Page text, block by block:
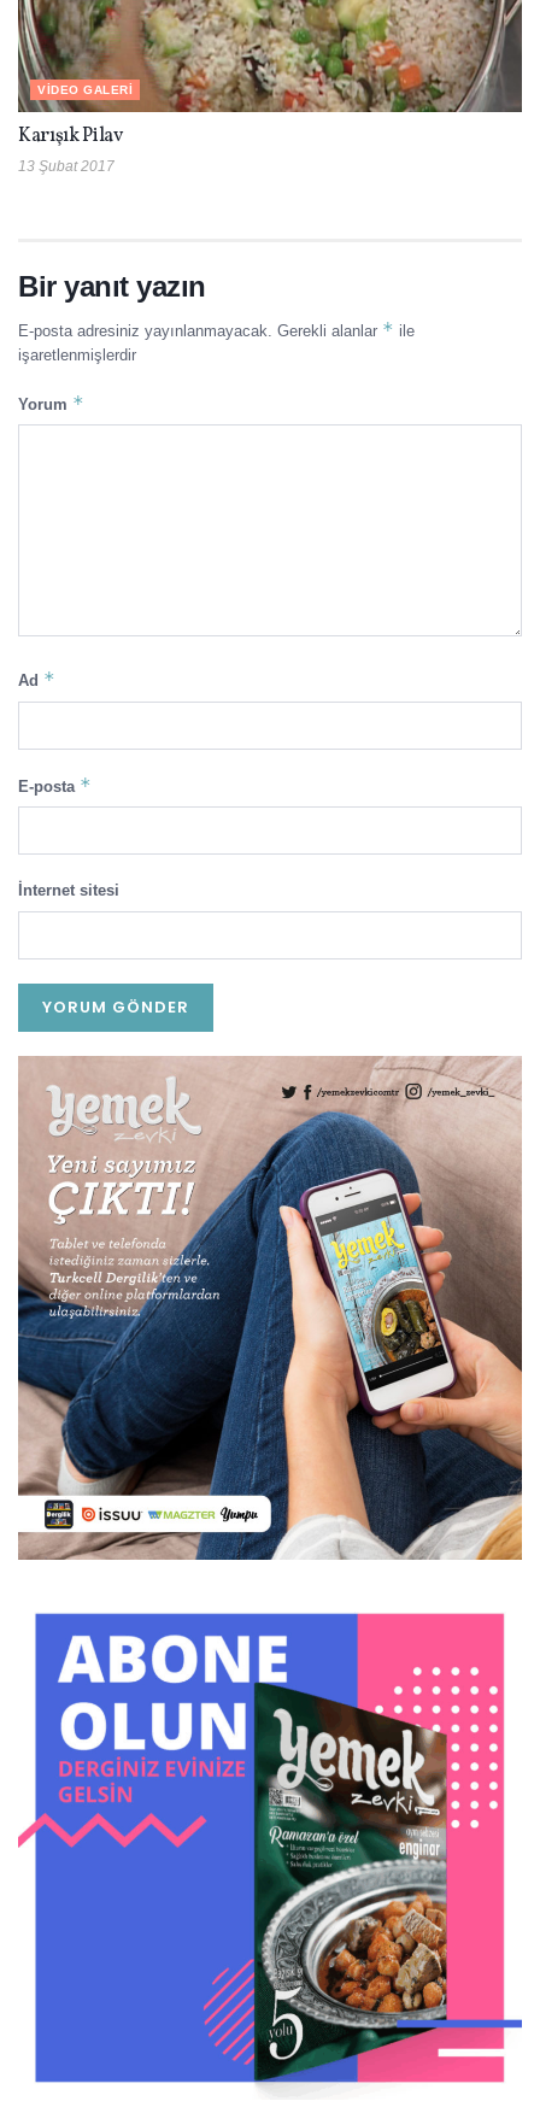
VIDEO GALERI
Karışık Pilav
13 Şubat 2017
Bir yanıt yazın
E-posta adresiniz yayınlanmayacak. Gerekli alanlar * ile
işaretlenmişlerdir
Yorum *
Ad *
E-posta *
İnternet sitesi